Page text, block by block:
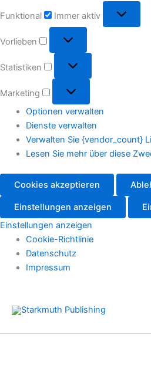
Funktional Immer aktiv
Vorlieben
Vorlieben
Statistiken
Statistiken
Marketing
Marketing
Optionen verwalten
Dienste verwalten
Verwalten Sie {vendor_count}
Lesen Sie mehr über diese
Cookies akzeptieren
Einstellungen anzeigen
Einstellungen anzeigen
Cookie-Richtlinie
Datenschutz
Impressum
Inhalt